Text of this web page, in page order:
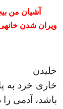
آشیان من
ویران شدن
خلیدن
خاری خرد به
باشد، آدمی را